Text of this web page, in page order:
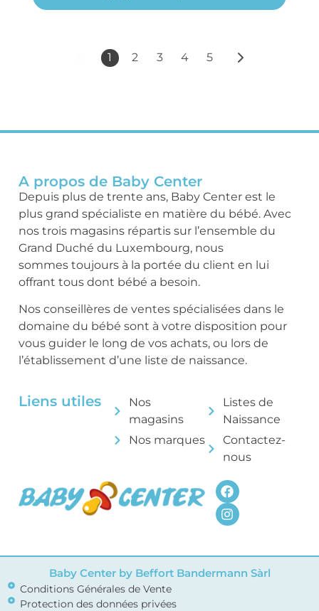
1 2 3 4 5
A propos de Baby Center
Depuis plus de trente ans, Baby Center est le
plus grand spécialiste en matière du bébé. Avec
nos trois magasins répartis sur l’ensemble du
Grand Duché du Luxembourg, nous
sommes toujours à la portée du client en lui
offrant tous dont bébé a besoin.
Nos conseillères de ventes spécialisées dans le
domaine du bébé sont à votre disposition pour
vous guider le long de vos achats, ou lors de
l’établissement d’une liste de naissance.
Liens utiles
Nos
magasins
Nos marques
Listes de
Naissance
Contactez-
nous
Baby Center by Beffort Bandermann Sàrl
Conditions Générales de Vente
Protection des données privées